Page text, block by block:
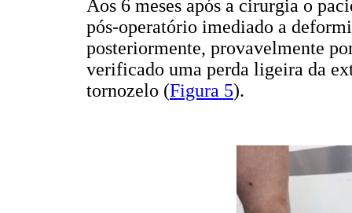
Aos 6 meses após a cirurgia o
pós-operatório imediado a
posteriormente, provavelmente
verificado uma perda ligeira da
tornozelo (Figura 5).